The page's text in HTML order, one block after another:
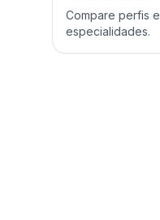
Compare perfis e
especialidades.